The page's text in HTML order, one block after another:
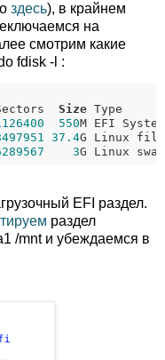
здесь), в крайнем
на
смотрим какие
fdisk -l :
Size Type
550M EFI System
37.4G Linux
3
EFI раздел.
раздел
/mnt и убеждаемся в